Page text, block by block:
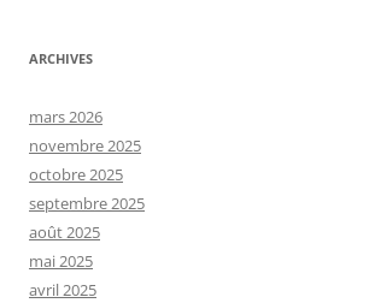
ARCHIVES
mars 2026
novembre 2025
octobre 2025
septembre 2025
août 2025
mai 2025
avril 2025